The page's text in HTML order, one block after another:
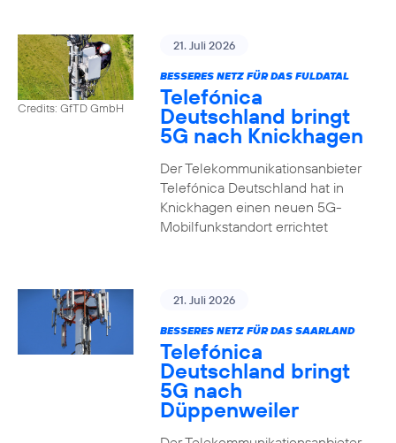
Credits: GfTD GmbH
21. Juli 2026
BESSERES NETZ FÜR DAS FULDATAL
Telefónica
Deutschland bringt
5G nach Knickhagen
Der Telekommunikationsanbieter
Telefónica Deutschland hat in
Knickhagen einen neuen 5G-
Mobilfunkstandort errichtet
21. Juli 2026
BESSERES NETZ FÜR DAS SAARLAND
Telefónica
Deutschland bringt
5G nach
Düppenweiler